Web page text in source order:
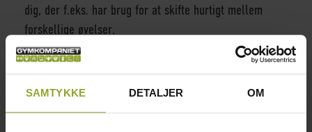
SAMTYKKE DETALJER OM
dig, der f.eks. har brug for at skifte hurtigt mellem
forskellige øvelser.
Løftestropper er en selvfølge i næsten enhver
end du ellers ville have klaret, hvad enten det handler